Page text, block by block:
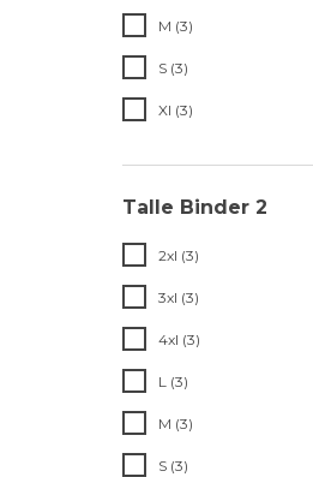
M (3)
S (3)
Xl (3)
Talle Binder 2
2xl (3)
3xl (3)
4xl (3)
L (3)
M (3)
S (3)